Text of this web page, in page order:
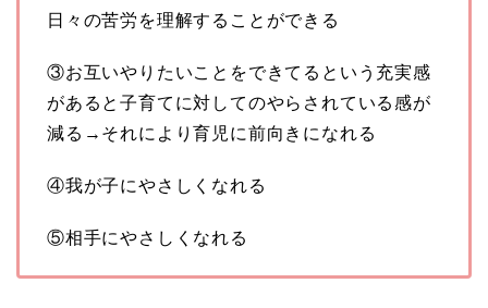
日々の苦労を理解することができる
③お互いやりたいことをできてるという充実感
があると子育てに対してのやらされている感が
減る→それにより育児に前向きになれる
④我が子にやさしくなれる
⑤相手にやさしくなれる